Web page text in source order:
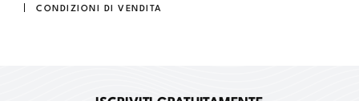
CONDIZIONI DI VENDITA